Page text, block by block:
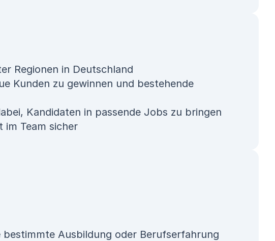
Regionen in Deutschland
Kunden zu gewinnen und bestehende
Kandidaten in passende Jobs zu bringen
Team sicher
Ausbildung oder Berufserfahrung